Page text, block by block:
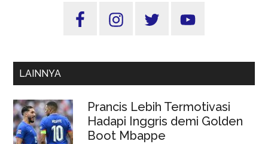
Sidebar
LAINNYA
Prancis Lebih Termotivasi
Hadapi Inggris demi Golden
Boot Mbappe